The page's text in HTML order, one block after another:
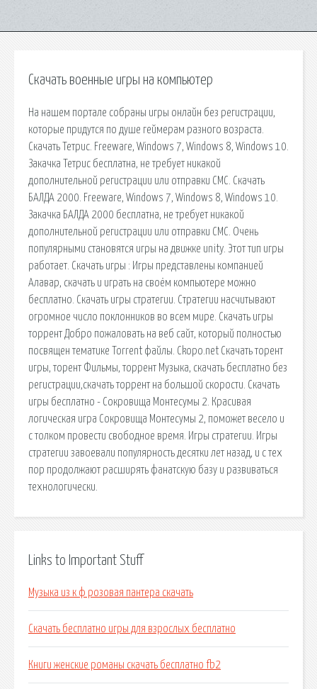
Скачать военные игры на компьютер
На нашем портале собраны игры онлайн без регистрации,
которые придутся по душе геймерам разного возраста.
Скачать Тетрис. Freeware, Windows 7, Windows 8, Windows 10.
Закачка Тетрис бесплатна, не требует никакой
дополнительной регистрации или отправки СМС. Скачать
БАЛДА 2000. Freeware, Windows 7, Windows 8, Windows 10.
Закачка БАЛДА 2000 бесплатна, не требует никакой
дополнительной регистрации или отправки СМС. Очень
популярными становятся игры на движке unity. Этот тип игры
работает. Скачать игры : Игры представлены компанией
Алавар, скачать и играть на своём компьютере можно
бесплатно. Скачать игры стратегии. Стратегии насчитывают
огромное число поклонников во всем мире. Скачать игры
торрент Добро пожаловать на веб сайт, который полностью
посвящен тематике Torrent файлы. Ckopo.net Скачать торент
игры, торент Фильмы, торрент Музыка, скачать бесплатно без
регистрации,скачать торрент на большой скорости. Скачать
игры бесплатно - Сокровища Монтесумы 2. Красивая
логическая игра Сокровища Монтесумы 2, поможет весело и
с толком провести свободное время. Игры стратегии. Игры
стратегии завоевали популярность десятки лет назад, и с тех
пор продолжают расширять фанатскую базу и развиваться
технологически.
Links to Important Stuff
Музыка из к ф розовая пантера скачать
Скачать бесплатно игры для взрослых бесплатно
Книги женские романы скачать бесплатно fb2